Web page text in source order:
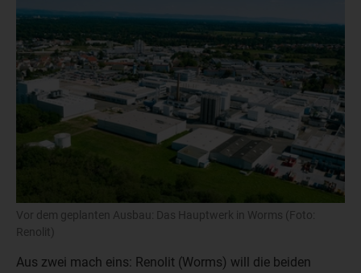
Vor dem geplanten Ausbau: Das Hauptwerk in Worms (Foto:
Renolit)
Aus zwei mach eins: Renolit (Worms) will die beiden